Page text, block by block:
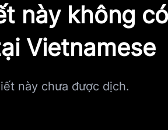
này không có
Vietnamese
này chưa được dịch.